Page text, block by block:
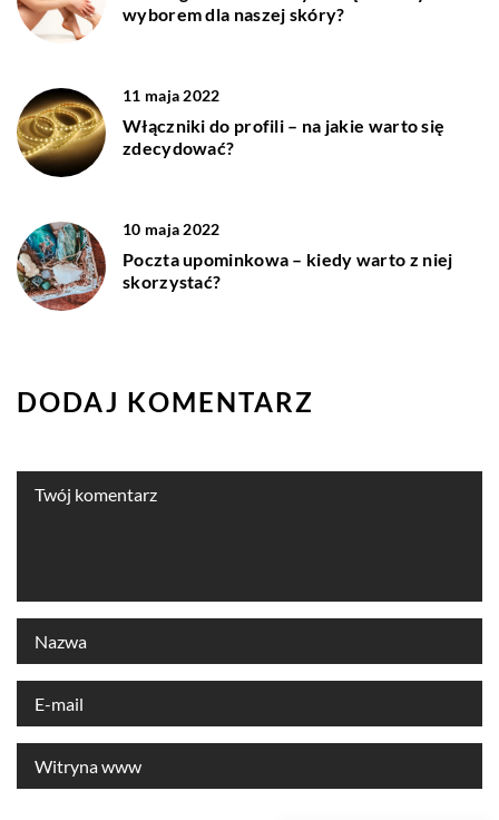
wyborem dla naszej skóry?
11 maja 2022
Włączniki do profili – na jakie warto się
zdecydować?
10 maja 2022
Poczta upominkowa – kiedy warto z niej
skorzystać?
DODAJ KOMENTARZ